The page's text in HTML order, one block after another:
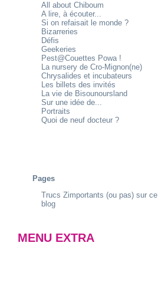
All about Chiboum
A lire, à écouter...
Si on refaisait le monde ?
Bizarreries
Défis
Geekeries
Pest@Couettes Powa !
La nursery de Cro-Mignon(ne)
Chrysalides et incubateurs
Les billets des invités
La vie de Bisounoursland
Sur une idée de...
Portraits
Quoi de neuf docteur ?
Pages
Trucs Zimportants (ou pas) sur ce
blog
MENU EXTRA